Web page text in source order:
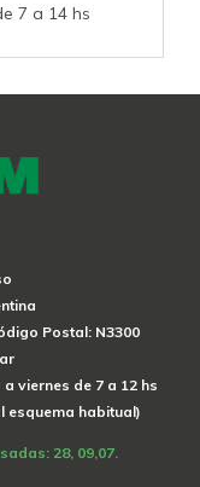
7 a 14 hs
Postal: N3300
viernes de 7 a 12 hs
esquema habitual)
28, 09,07.